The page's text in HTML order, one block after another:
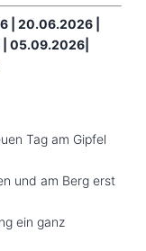
| 20.06.2026 |
05.09.2026|
Tag am Gipfel
und am Berg erst
ein ganz